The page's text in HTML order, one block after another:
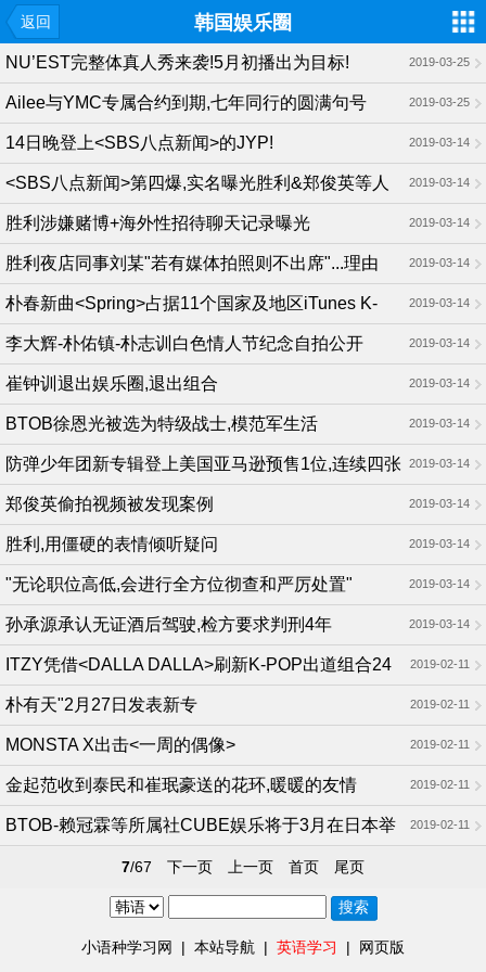
返回 韩国娱乐圈
2019-03-25
NU’EST完整体真人秀来袭!5月初播出为目标!
2019-03-25
Ailee与YMC专属合约到期,七年同行的圆满句号
2019-03-14
14日晚登上<SBS八点新闻>的JYP!
2019-03-14
<SBS八点新闻>第四爆,实名曝光胜利&郑俊英等人
2019-03-14
胜利涉嫌赌博+海外性招待聊天记录曝光
2019-03-14
胜利夜店同事刘某"若有媒体拍照则不出席"...理由
是? 2019-03-14
朴春新曲<Spring>占据11个国家及地区iTunes K-
POP歌曲排行榜1位 2019-03-14
李大辉-朴佑镇-朴志训白色情人节纪念自拍公开
2019-03-14
崔钟训退出娱乐圈,退出组合
2019-03-14
BTOB徐恩光被选为特级战士,模范军生活
2019-03-14
防弹少年团新专辑登上美国亚马逊预售1位,连续四张
专辑畅销! 2019-03-14
郑俊英偷拍视频被发现案例
2019-03-14
胜利,用僵硬的表情倾听疑问
2019-03-14
"无论职位高低,会进行全方位彻查和严厉处置"
2019-03-14
孙承源承认无证酒后驾驶,检方要求判刑4年
2019-02-11
ITZY凭借<DALLA DALLA>刷新K-POP出道组合24
小时Youtube点击量历史纪录 2019-02-11
朴有天"2月27日发表新专
2019-02-11
MONSTA X出击<一周的偶像>
2019-02-11
金起范收到泰民和崔珉豪送的花环,暖暖的友情
2019-02-11
BTOB-赖冠霖等所属社CUBE娱乐将于3月在日本举
7/67 下一页 上一页 首页 尾页
小语种学习网 | 本站导航 | 英语学习 | 网页版